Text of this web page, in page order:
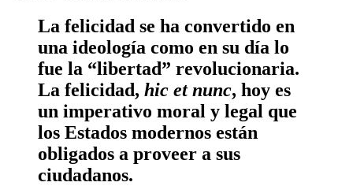
La felicidad se ha convertido en
una ideología como en su día lo
fue la “libertad” revolucionaria.
La felicidad, hic et nunc, hoy es
un imperativo moral y legal que
los Estados modernos están
obligados a proveer a sus
ciudadanos.